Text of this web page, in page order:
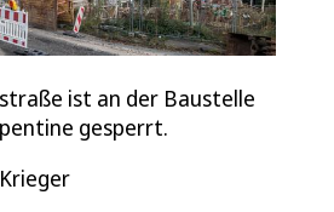
ist an der Baustelle
gesperrt.